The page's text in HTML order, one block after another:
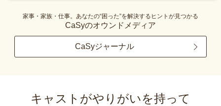
家事・家族・仕事。あなたの“困った”を解決するヒントが見つかる
CaSyのオウンドメディア
CaSyジャーナル
キャストがやりがいを持って